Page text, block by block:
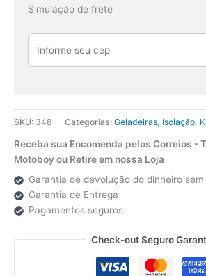
60mm
Simulação de frete
SKU: 348 Categorias: Geladeiras Isolação
Receba sua Encomenda pelos Correios -
Motoboy ou Retire em nossa Loja
Garantia de devolução do dinheiro sem
Garantia de Entrega
Pagamentos seguros
Check-out Seguro